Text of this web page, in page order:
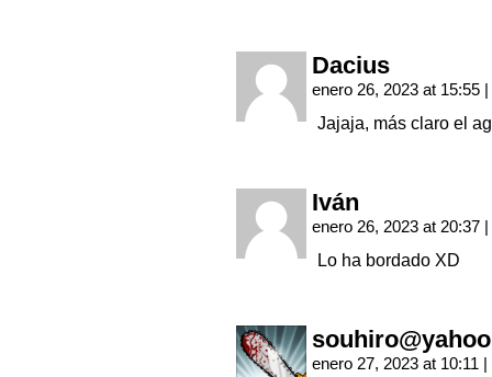
Dacius
enero 26, 2023 at 15:55 |
Jajaja, más claro el
Iván
enero 26, 2023 at 20:37 |
Lo ha bordado XD
enero 27, 2023 at 10:11 |